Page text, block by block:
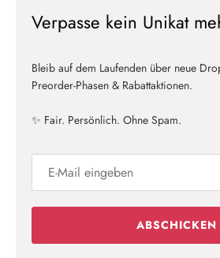
Verpasse kein Unikat
Bleib auf dem Laufenden über neue
Preorder-Phasen & Rabattaktionen.
✨ Fair. Persönlich. Ohne Spam.
ABSCHICKEN